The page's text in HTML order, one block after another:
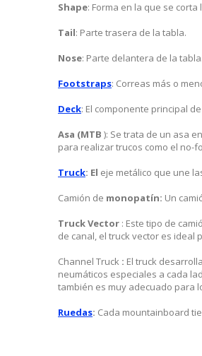
Shape: Forma en la que se corta
Tail: Parte trasera de la tabla.
Nose: Parte delantera de la tabla.
Footstraps: Correas más o
Deck: El componente principal
Asa (MTB ): Se trata de un asa
para realizar trucos como el no-
Truck: El eje metálico que une
Camión de monopatín: Un
Truck Vector : Este tipo de
de canal, el truck vector es ideal
Channel Truck : El truck
neumáticos especiales a cada
también es muy adecuado para
Ruedas: Cada mountainboard